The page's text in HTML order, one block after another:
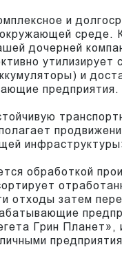
и
среде.
дочерней
утилизирует
и
предприятия.
обработкой
отходы затем
Грин Планет»,